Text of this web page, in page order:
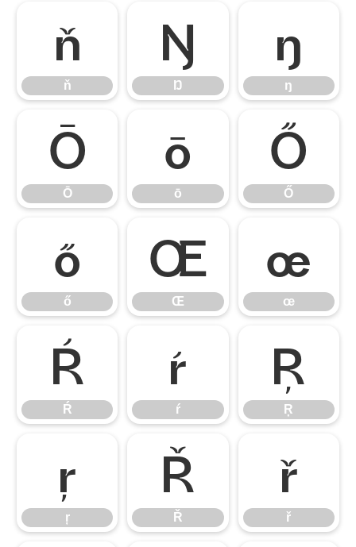
ň
ň
Ŋ
Ŋ
ŋ
ŋ
Ō
Ō
ō
ō
Ő
Ő
ő
ő
Œ
Œ
œ
œ
Ŕ
Ŕ
ŕ
ŕ
Ŗ
Ŗ
ŗ
ŗ
Ř
Ř
ř
ř